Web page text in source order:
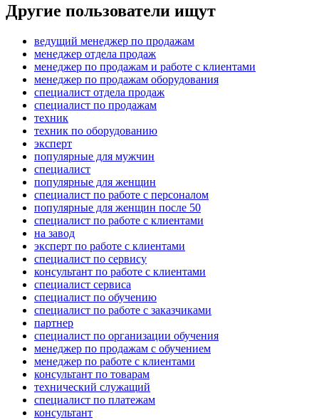
Другие пользователи ищут
ведущий менеджер по продажам
менеджер отдела продаж
менеджер по продажам и работе с клиентами
менеджер по продажам оборудования
специалист отдела продаж
специалист по продажам
техник
техник по оборудованию
эксперт
популярные для мужчин
специалист
популярные для женщин
специалист по работе с персоналом
популярные для женщин после 50
специалист по работе с клиентами
на завод
эксперт по работе с клиентами
специалист по сервису
консультант по работе с клиентами
специалист сервиса
специалист по обучению
специалист по работе с заказчиками
партнер
специалист по организации обучения
менеджер по продажам с обучением
менеджер по работе с клиентами
консультант по товарам
технический служащий
специалист по платежам
консультант